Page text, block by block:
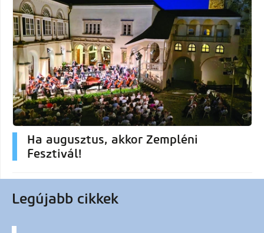
Ha augusztus, akkor Zempléni
Fesztivál!
Legújabb cikkek